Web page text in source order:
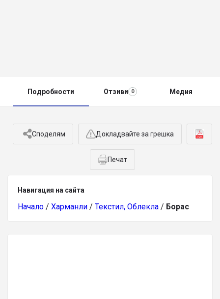
Подробности Отзиви 0 Медия
Споделям Докладвайте за грешка
Печат
Навигация на сайта
Начало / Харманли / Текстил, Облекла / Борас